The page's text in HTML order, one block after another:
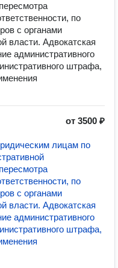
по
с органами
власти. Адвокатская
административного
штрафа,
от 3500 ₽
лицам по
по
с органами
власти. Адвокатская
административного
штрафа,